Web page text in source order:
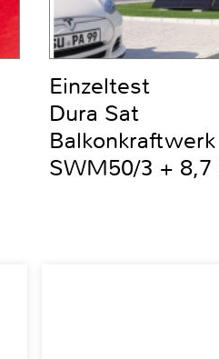
Einzeltest
Dura Sat
SWM50/3 + 8,7